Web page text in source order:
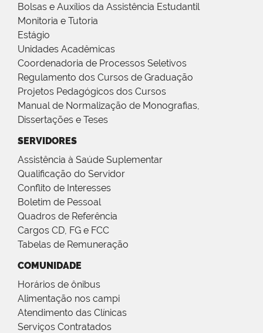
Bolsas e Auxílios da Assistência Estudantil
Monitoria e Tutoria
Estágio
Unidades Acadêmicas
Coordenadoria de Processos Seletivos
Regulamento dos Cursos de Graduação
Projetos Pedagógicos dos Cursos
Manual de Normalização de Monografias,
Dissertações e Teses
SERVIDORES
Assistência à Saúde Suplementar
Qualificação do Servidor
Conflito de Interesses
Boletim de Pessoal
Quadros de Referência
Cargos CD, FG e FCC
Tabelas de Remuneração
COMUNIDADE
Horários de ônibus
Alimentação nos campi
Atendimento das Clínicas
Serviços Contratados